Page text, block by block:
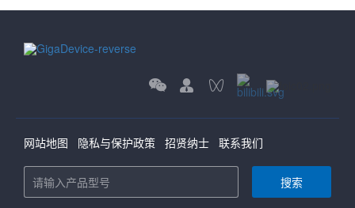
网站地图 隐私与保护政策 招贤纳士 联系我们
搜索